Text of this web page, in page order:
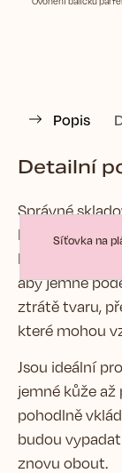
Síťovka na
Popis
Detailní
Správné
krásy Vaší
Naše výplňové
aby jemně
ztrátě tvaru,
které mohou
Jsou ideální
jemné kůže až
pohodlně
budou
znovu obout.